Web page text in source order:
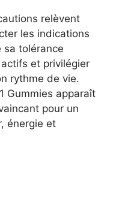
relèvent
les indications
sa tolérance
et privilégier
rythme de vie.
Gummies apparaît
pour un
énergie et